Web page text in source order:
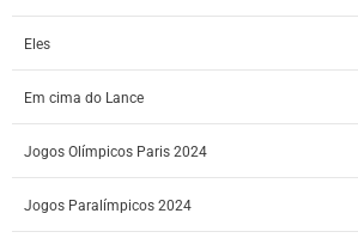
Eles
Em cima do Lance
Jogos Olímpicos Paris 2024
Jogos Paralímpicos 2024